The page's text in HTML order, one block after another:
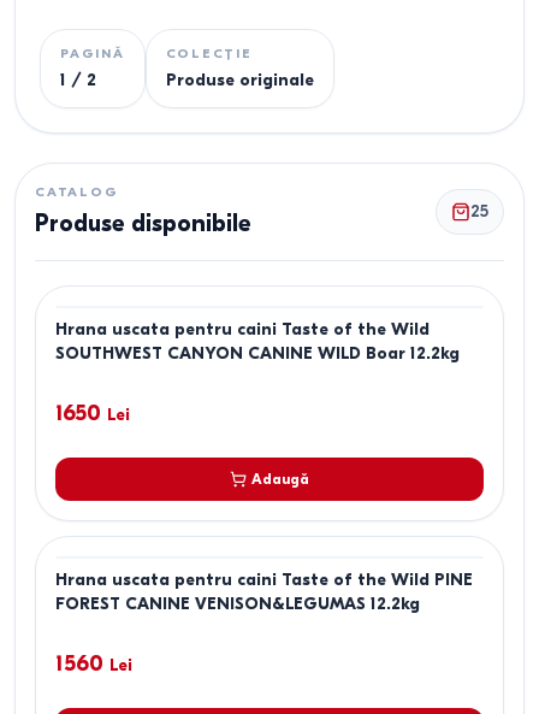
PAGINĂ
1 / 2
COLECȚIE
Produse originale
CATALOG
Produse disponibile 25
Hrana uscata pentru caini Taste of the Wild
SOUTHWEST CANYON CANINE WILD Boar 12.2kg
1650 Lei
Adaugă
Hrana uscata pentru caini Taste of the Wild PINE
FOREST CANINE VENISON&LEGUMAS 12.2kg
1560 Lei